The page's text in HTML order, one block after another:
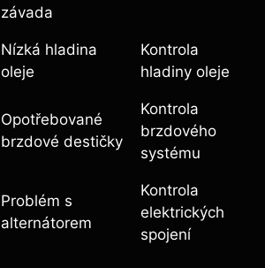
závada
Nízká hladina
oleje
Kontrola
hladiny oleje
Opotřebované
brzdové destičky
Kontrola
brzdového
systému
Problém s
alternátorem
Kontrola
elektrických
spojení